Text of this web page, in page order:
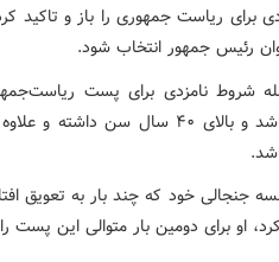
برای ریاست جمهوری را باز و تاکید
شروط نامزدی برای پست
متولد عراق و از پدر و مادر عراقی باشد و بالای ۴۰
جنجالی خود که چند بار به تعویق
او برای دومین بار متوالی این پست